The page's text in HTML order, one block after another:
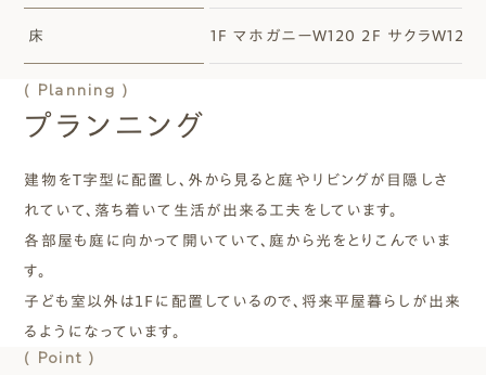
床 1F マホガニーW120 2F サクラW120
( Planning )
プランニング
建物をＴ字型に配置し、外から見ると庭やリビングが目隠しさ
れていて、落ち着いて生活が出来る工夫をしています。
各部屋も庭に向かって開いていて、庭から光をとりこんでいま
す。
子ども室以外は１Ｆに配置しているので、将来平屋暮らしが出来
るようになっています。
( Point )